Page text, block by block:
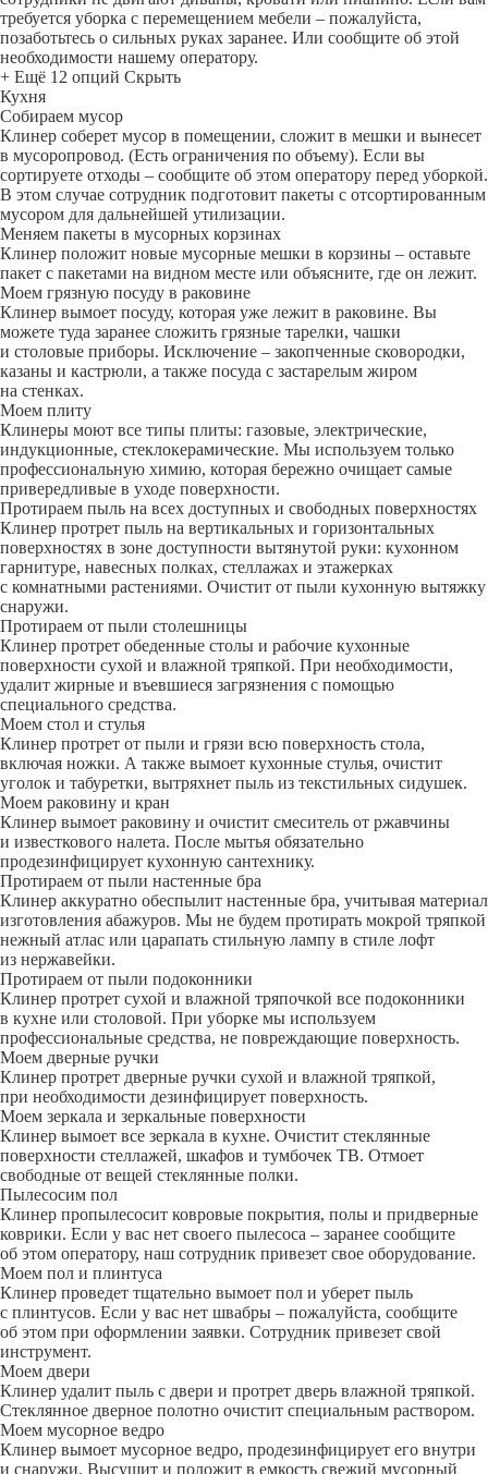
требуется уборка с перемещением мебели – пожалуйста,
позаботьтесь о сильных руках заранее. Или сообщите об этой
необходимости нашему оператору.
+ Ещё 12 опций Скрыть
Кухня
Собираем мусор
Клинер соберет мусор в помещении, сложит в мешки и вынесет
в мусоропровод. (Есть ограничения по объему). Если вы
сортируете отходы – сообщите об этом оператору перед уборкой.
В этом случае сотрудник подготовит пакеты с отсортированным
мусором для дальнейшей утилизации.
Меняем пакеты в мусорных корзинах
Клинер положит новые мусорные мешки в корзины – оставьте
пакет с пакетами на видном месте или объясните, где он лежит.
Моем грязную посуду в раковине
Клинер вымоет посуду, которая уже лежит в раковине. Вы
можете туда заранее сложить грязные тарелки, чашки
и столовые приборы. Исключение – закопченные сковородки,
казаны и кастрюли, а также посуда с застарелым жиром
на стенках.
Моем плиту
Клинеры моют все типы плиты: газовые, электрические,
индукционные, стеклокерамические. Мы используем только
профессиональную химию, которая бережно очищает самые
привередливые в уходе поверхности.
Протираем пыль на всех доступных и свободных поверхностях
Клинер протрет пыль на вертикальных и горизонтальных
поверхностях в зоне доступности вытянутой руки: кухонном
гарнитуре, навесных полках, стеллажах и этажерках
с комнатными растениями. Очистит от пыли кухонную вытяжку
снаружи.
Протираем от пыли столешницы
Клинер протрет обеденные столы и рабочие кухонные
поверхности сухой и влажной тряпкой. При необходимости,
удалит жирные и въевшиеся загрязнения с помощью
специального средства.
Моем стол и стулья
Клинер протрет от пыли и грязи всю поверхность стола,
включая ножки. А также вымоет кухонные стулья, очистит
уголок и табуретки, вытряхнет пыль из текстильных сидушек.
Моем раковину и кран
Клинер вымоет раковину и очистит смеситель от ржавчины
и известкового налета. После мытья обязательно
продезинфицирует кухонную сантехнику.
Протираем от пыли настенные бра
Клинер аккуратно обеспылит настенные бра, учитывая материал
изготовления абажуров. Мы не будем протирать мокрой тряпкой
нежный атлас или царапать стильную лампу в стиле лофт
из нержавейки.
Протираем от пыли подоконники
Клинер протрет сухой и влажной тряпочкой все подоконники
в кухне или столовой. При уборке мы используем
профессиональные средства, не повреждающие поверхность.
Моем дверные ручки
Клинер протрет дверные ручки сухой и влажной тряпкой,
при необходимости дезинфицирует поверхность.
Моем зеркала и зеркальные поверхности
Клинер вымоет все зеркала в кухне. Очистит стеклянные
поверхности стеллажей, шкафов и тумбочек ТВ. Отмоет
свободные от вещей стеклянные полки.
Пылесосим пол
Клинер пропылесосит ковровые покрытия, полы и придверные
коврики. Если у вас нет своего пылесоса – заранее сообщите
об этом оператору, наш сотрудник привезет свое оборудование.
Моем пол и плинтуса
Клинер проведет тщательно вымоет пол и уберет пыль
с плинтусов. Если у вас нет швабры – пожалуйста, сообщите
об этом при оформлении заявки. Сотрудник привезет свой
инструмент.
Моем двери
Клинер удалит пыль с двери и протрет дверь влажной тряпкой.
Стеклянное дверное полотно очистит специальным раствором.
Моем мусорное ведро
Клинер вымоет мусорное ведро, продезинфицирует его внутри
и снаружи. Высушит и положит в емкость свежий мусорный